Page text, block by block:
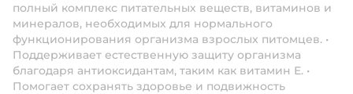
полный комплекс питательных веществ, витаминов и
минералов, необходимых для нормального
функционирования организма взрослых питомцев. •
Поддерживает естественную защиту организма
благодаря антиоксидантам, таким как витамин Е. •
Помогает сохранять здоровье и подвижность